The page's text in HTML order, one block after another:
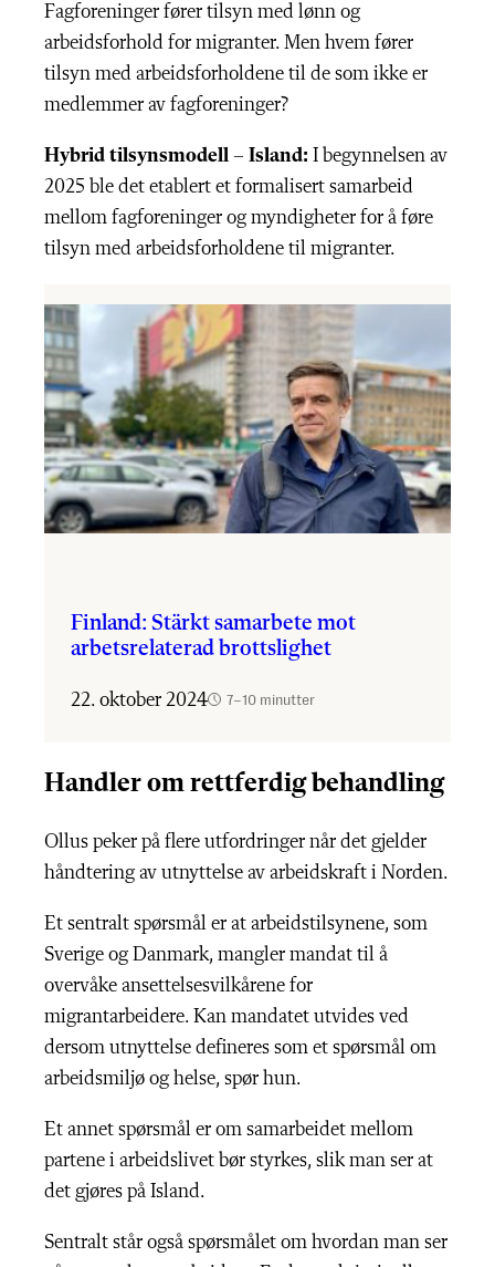
Fagforeninger fører tilsyn med lønn og
arbeidsforhold for migranter. Men hvem fører
tilsyn med arbeidsforholdene til de som ikke er
medlemmer av fagforeninger?
Hybrid tilsynsmodell – Island: I begynnelsen av
2025 ble det etablert et formalisert samarbeid
mellom fagforeninger og myndigheter for å føre
tilsyn med arbeidsforholdene til migranter.
Finland: Stärkt samarbete mot
arbetsrelaterad brottslighet
22. oktober 2024 7–10 minutter
Handler om rettferdig behandling
Ollus peker på flere utfordringer når det gjelder
håndtering av utnyttelse av arbeidskraft i Norden.
Et sentralt spørsmål er at arbeidstilsynene, som
Sverige og Danmark, mangler mandat til å
overvåke ansettelsesvilkårene for
migrantarbeidere. Kan mandatet utvides ved
dersom utnyttelse defineres som et spørsmål om
arbeidsmiljø og helse, spør hun.
Et annet spørsmål er om samarbeidet mellom
partene i arbeidslivet bør styrkes, slik man ser at
det gjøres på Island.
Sentralt står også spørsmålet om hvordan man ser